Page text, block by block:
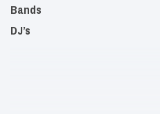
Bands
DJ’s